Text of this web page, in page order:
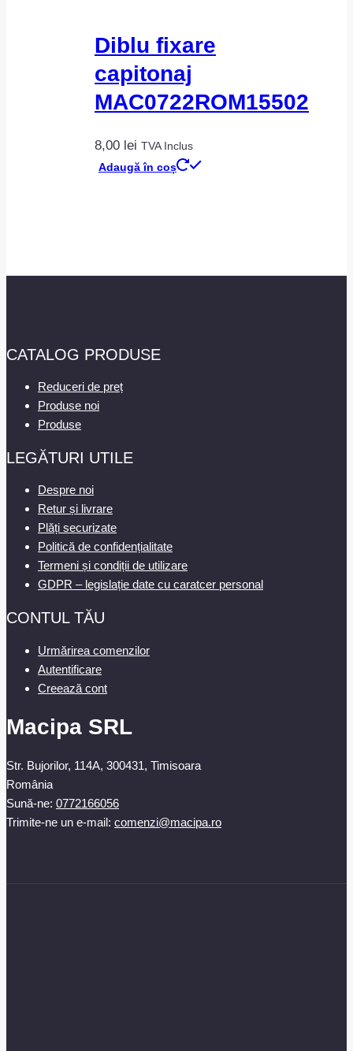
Diblu fixare
capitonaj
MAC0722ROM15502
8,00 lei TVA Inclus
Adaugă în coș
CATALOG PRODUSE
Reduceri de preț
Produse noi
Produse
LEGĂTURI UTILE
Despre noi
Retur și livrare
Plăți securizate
Politică de confidențialitate
Termeni și condiții de utilizare
GDPR – legislație date cu caratcer personal
CONTUL TĂU
Urmărirea comenzilor
Autentificare
Creează cont
Macipa SRL
Str. Bujorilor, 114A, 300431, Timisoara
România
Sună-ne: 0772166056
Trimite-ne un e-mail: comenzi@macipa.ro